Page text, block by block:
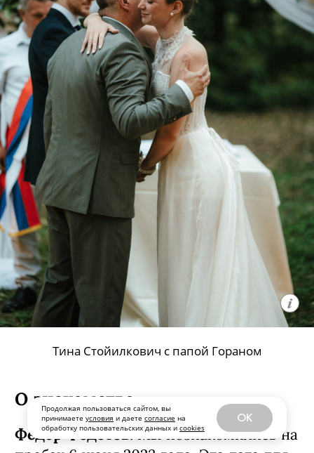
Продолжая пользоваться сайтом, вы
принимаете условия и даете согласие на
обработку пользовательских данных и cookies
OK
Тина Стойилкович с папой Гораном